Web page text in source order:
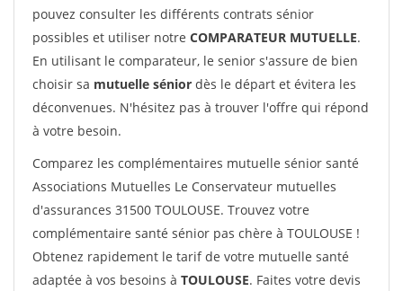
pouvez consulter les différents contrats sénior
possibles et utiliser notre COMPARATEUR MUTUELLE.
En utilisant le comparateur, le senior s'assure de bien
choisir sa mutuelle sénior dès le départ et évitera les
déconvenues. N'hésitez pas à trouver l'offre qui répond
à votre besoin.
Comparez les complémentaires mutuelle sénior santé
Associations Mutuelles Le Conservateur mutuelles
d'assurances 31500 TOULOUSE. Trouvez votre
complémentaire santé sénior pas chère à TOULOUSE !
Obtenez rapidement le tarif de votre mutuelle santé
adaptée à vos besoins à TOULOUSE. Faites votre devis